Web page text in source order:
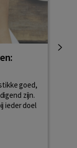
goed,
zijn.
ieder doel